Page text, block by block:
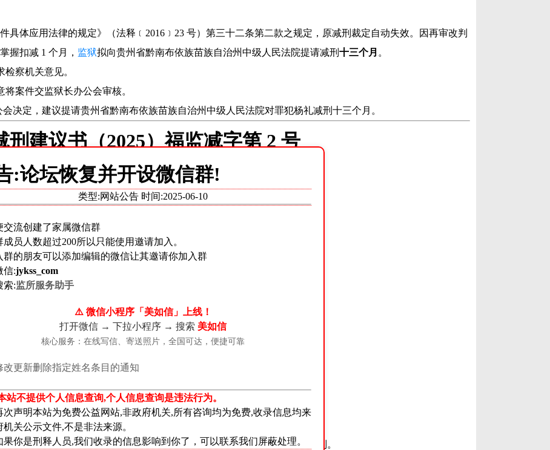
具体应用法律的规定》（法释﹝2016﹞23 号）第三十二条第二款之规定，原减刑裁定自动失效。因再审改判
握扣减 1 个月， 监狱拟向贵州省黔南布依族苗族自治州中级人民法院提请减刑 十三个月 。
检察机关意见。
案件交监狱长办公会审核。
会决定，建议提请贵州省黔南布依族苗族自治州中级人民法院对罪犯杨礼减刑十三个月。
建议书（2025）福监减字第 2 号
出（2017）黔 0521 刑初 215 号刑事判决。
（二年）、聚众斗殴罪（一年三个月）。
二千元。
中级人民法院作出（2017）黔 05 刑终 531 号刑事裁定，驳回上诉，维持原判。
:论坛恢复并开设微信群!
类型:网站公告 时间:2025-06-10
交流创建了家属微信群
成员人数超过200所以只能使用邀请加入。
群的朋友可以添加编辑的微信让其邀请你加入群
信:jykss_com
索:监所服务助手
⚠️ 微信小程序「美如信」上线！
打开微信 → 下拉小程序 → 搜索 美如信
核心服务：在线写信、寄送照片，全国可达，便捷可靠
改更新删除指定姓名条目的通知
站不提供个人信息查询,个人信息查询是违法行为。
次声明本站为免费公益网站,非政府机关,所有咨询均为免费,收录信息均来
机关公示文件,不是非法来源。
果你是刑释人员,我们收录的信息影响到你了，可以联系我们屏蔽处理。